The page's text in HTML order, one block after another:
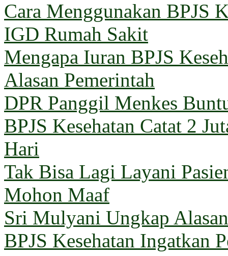
Cara Menggunakan BPJS
IGD Rumah Sakit
Mengapa Iuran BPJS
Alasan Pemerintah
DPR Panggil Menkes
BPJS Kesehatan Catat 2
Hari
Tak Bisa Lagi Layani
Mohon Maaf
Sri Mulyani Ungkap
BPJS Kesehatan Ingatkan